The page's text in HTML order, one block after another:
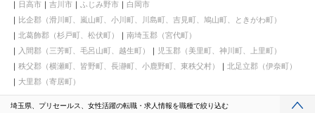
日高市
吉川市 ふじみ野市
白岡市
比企郡（滑川町、嵐山町、小川町、川島町、吉見町、鳩山町、ときがわ町）
北葛飾郡（杉戸町、松伏町）
南埼玉郡（宮代町）
入間郡（三芳町、毛呂山町、越生町）
児玉郡（美里町、神川町、上里町）
秩父郡（横瀬町、皆野町、長瀞町、小鹿野町、東秩父村）
北足立郡（伊奈町）
大里郡（寄居町）
埼玉県、プリセールス、女性活躍の転職・求人情報を職種で絞り込む